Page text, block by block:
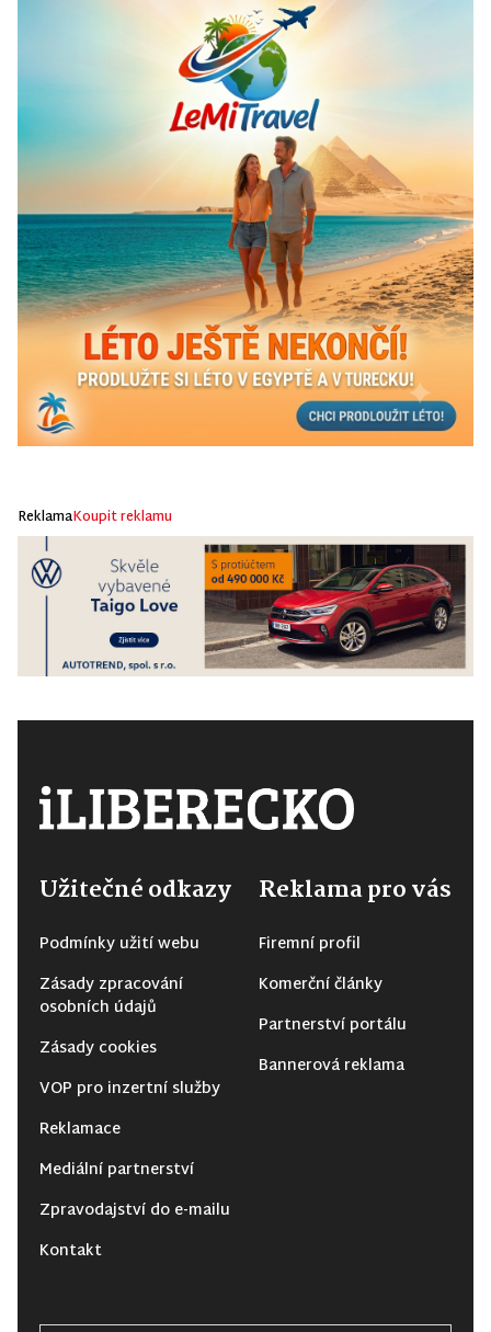
ReklamaKoupit reklamu
Užitečné odkazy
Podmínky užití webu
Zásady zpracování
osobních údajů
Zásady cookies
VOP pro inzertní služby
Reklamace
Mediální partnerství
Zpravodajství do e-mailu
Kontakt
Reklama pro vás
Firemní profil
Komerční články
Partnerství portálu
Bannerová reklama